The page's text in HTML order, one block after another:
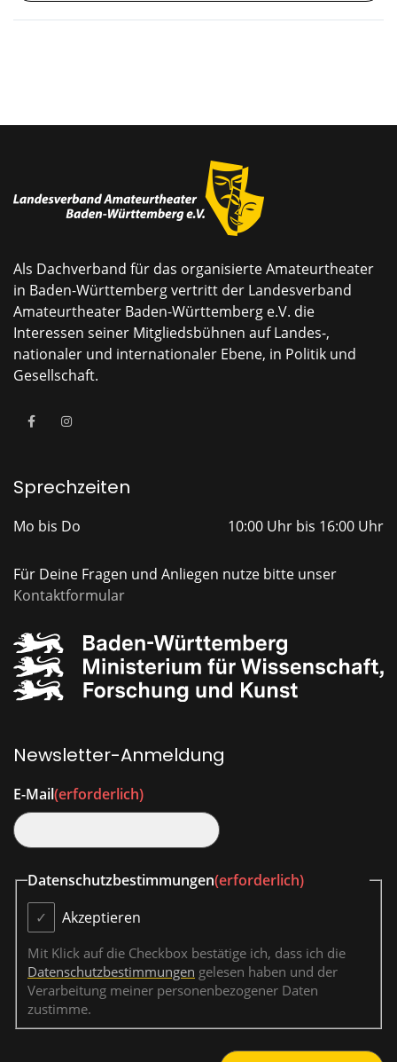
Als Dachverband für das organisierte Amateurtheater
in Baden-Württemberg vertritt der Landesverband
Amateurtheater Baden-Württemberg e.V. die
Interessen seiner Mitgliedsbühnen auf Landes-,
nationaler und internationaler Ebene, in Politik und
Gesellschaft.
Sprechzeiten
Mo bis Do 10:00 Uhr bis 16:00 Uhr
Für Deine Fragen und Anliegen nutze bitte unser
Kontaktformular
Newsletter-Anmeldung
E-Mail(erforderlich)
Datenschutzbestimmungen(erforderlich)
Akzeptieren
Mit Klick auf die Checkbox bestätige ich, dass ich die
Datenschutzbestimmungen gelesen haben und der
Verarbeitung meiner personenbezogener Daten
zustimme.